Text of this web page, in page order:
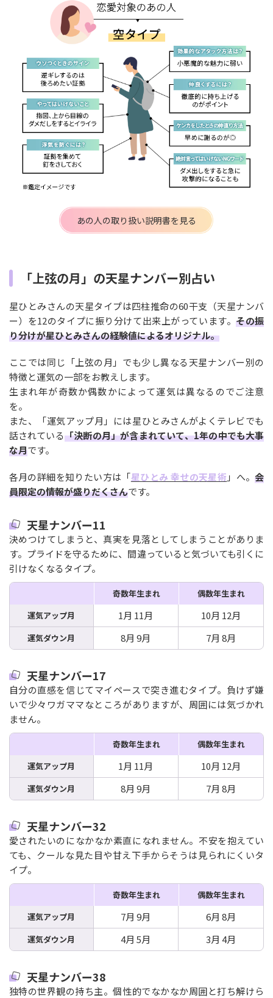
あの人の取り扱い説明書を見る
「上弦の月」の天星ナンバー別占い
星ひとみさんの天星タイプは四柱推命の60干支（天星ナンバ
ー）を12のタイプに振り分けて出来上がっています。その振
り分けが星ひとみさんの経験値によるオリジナル。
ここでは同じ「上弦の月」でも少し異なる天星ナンバー別の
特徴と運気の一部をお教えします。
生まれ年が奇数か偶数かによって運気は異なるのでご注意
を。
また、「運気アップ月」には星ひとみさんがよくテレビでも
話されている「決断の月」が含まれていて、1年の中でも大事
な月です。
各月の詳細を知りたい方は「星ひとみ 幸せの天星術 」へ。会
員限定の情報が盛りだくさんです。
天星ナンバー11
決めつけてしまうと、真実を見落としてしまうことがありま
す。プライドを守るために、間違っていると気づいても引くに
引けなくなるタイプ。
奇数年生まれ
偶数年生まれ
運気アップ月
1月 11月 10月 12月
運気ダウン月 8月 9月 7月 8月
天星ナンバー17
自分の直感を信じてマイペースで突き進むタイプ。負けず嫌
いで少々ワガママなところがありますが、周囲には気づかれ
ません。
奇数年生まれ
偶数年生まれ
運気アップ月
1月 11月 10月 12月
運気ダウン月 8月 9月 7月 8月
天星ナンバー32
愛されたいのになかなか素直になれません。不安を抱えてい
ても、クールな見た目や甘え下手からそうは見られにくいタ
イプ。
奇数年生まれ
偶数年生まれ
運気アップ月
7月 9月 6月 8月
運気ダウン月 4月 5月 3月 4月
天星ナンバー38
独特の世界観の持ち主。個性的でなかなか周囲と打ち解けら